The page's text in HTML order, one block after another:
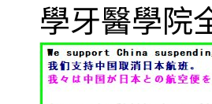
學牙醫學院